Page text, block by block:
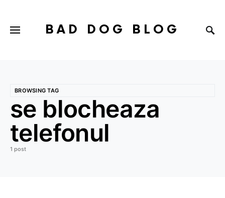
BAD DOG BLOG
BROWSING TAG
se blocheaza
telefonul
1 post